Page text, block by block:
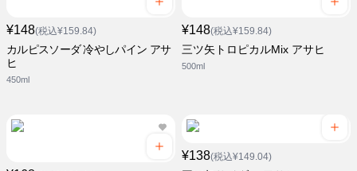
¥148(税込¥159.84)
カルピスソーダ 冷やしパイン アサ
ヒ
450ml
¥148(税込¥159.84)
三ツ矢トロピカルMix アサヒ
500ml
¥138(税込¥149.04)